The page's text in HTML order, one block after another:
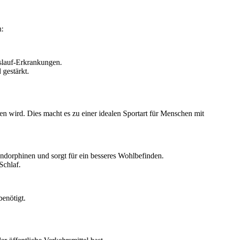
Erkrankungen.
wird. Dies macht es zu einer idealen Sportart für Menschen mit
und sorgt für ein besseres Wohlbefinden.